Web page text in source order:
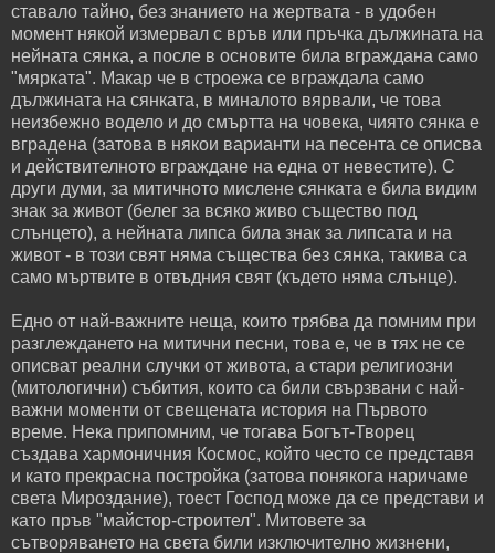
ставало тайно, без знанието на жертвата - в удобен
момент някой измервал с връв или пръчка дължината на
нейната сянка, а после в основите била вграждана само
"мярката". Макар че в строежа се вграждала само
дължината на сянката, в миналото вярвали, че това
неизбежно водело и до смъртта на човека, чиято сянка е
вградена (затова в някои варианти на песента се описва
и действителното вграждане на една от невестите). С
други думи, за митичното мислене сянката е била видим
знак за живот (белег за всяко живо същество под
слънцето), а нейната липса била знак за липсата и на
живот - в този свят няма същества без сянка, такива са
само мъртвите в отвъдния свят (където няма слънце).
Едно от най-важните неща, които трябва да помним при
разглеждането на митични песни, това е, че в тях не се
описват реални случки от живота, а стари религиозни
(митологични) събития, които са били свързвани с най-
важни моменти от свещената история на Първото
време. Нека припомним, че тогава Богът-Творец
създава хармоничния Космос, който често се представя
и като прекрасна постройка (затова понякога наричаме
света Мироздание), тоест Господ може да се представи и
като пръв "майстор-строител". Митовете за
сътворяването на света били изключително жизнени,